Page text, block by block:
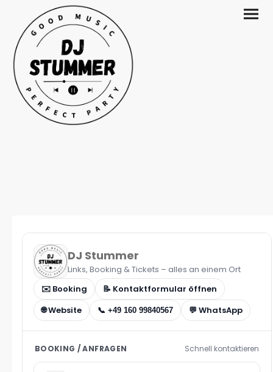
DJ Stummer
Links, Booking & Tickets – alles an einem Ort
✉️ Booking
📝 Kontaktformular öffnen
🌐 Website
📞 +49 160 99840567 💬 WhatsApp
BOOKING / ANFRAGEN Schnell kontaktieren